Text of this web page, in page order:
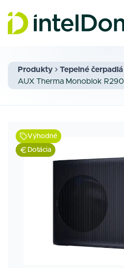
Produkty Tepelné čerpadlá
AUX Therma Monoblok R290
Výhodné
Dotácia